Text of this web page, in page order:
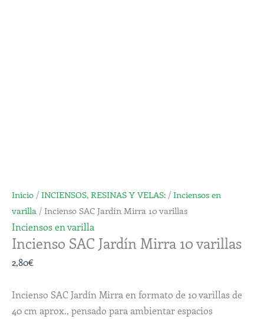
Inicio / INCIENSOS, RESINAS Y VELAS: / Inciensos en
varilla / Incienso SAC Jardín Mirra 10 varillas
Inciensos en varilla
Incienso SAC Jardín Mirra 10 varillas
2,80€
Incienso SAC Jardín Mirra en formato de 10 varillas de
40 cm aprox., pensado para ambientar espacios